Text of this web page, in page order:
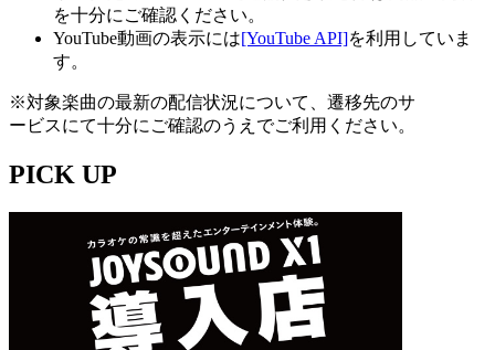
を十分にご確認ください。
YouTube動画の表示には[YouTube API]を利用していま
す。
※対象楽曲の最新の配信状況について、遷移先のサ
ービスにて十分にご確認のうえでご利用ください。
PICK UP